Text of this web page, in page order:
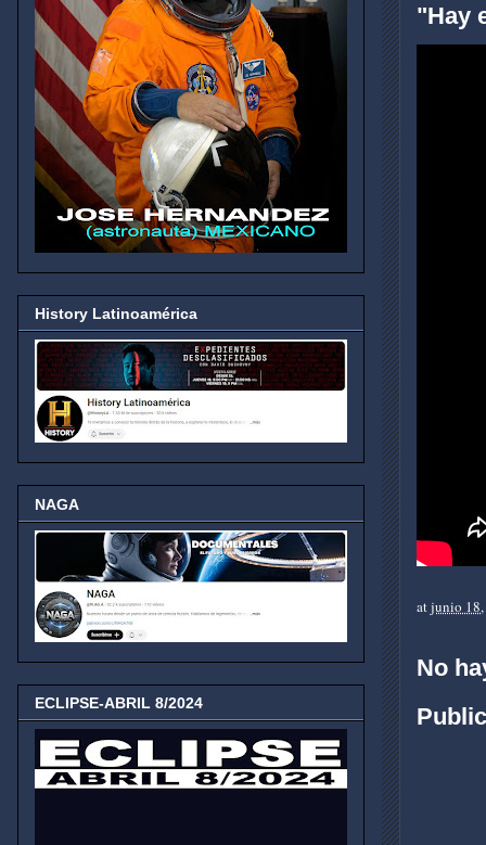
"Hay
atjunio
No
History Latinoamérica
NAGA
ECLIPSE-ABRIL 8/2024